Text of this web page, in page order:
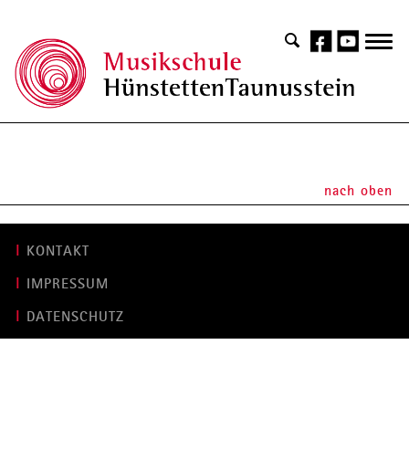
nach oben
KONTAKT
IMPRESSUM
DATENSCHUTZ